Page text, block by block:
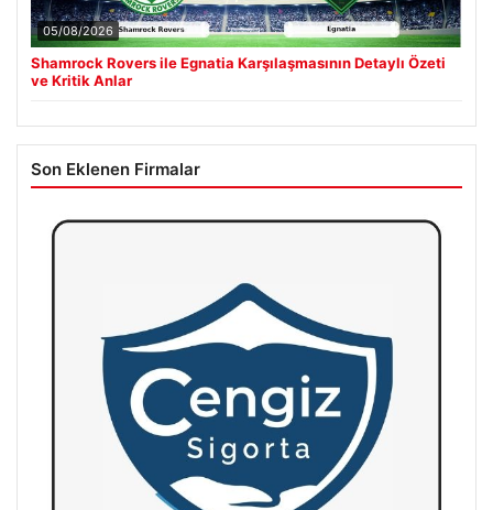
05/08/2026
Shamrock Rovers ile Egnatia Karşılaşmasının Detaylı Özeti
ve Kritik Anlar
Son Eklenen Firmalar